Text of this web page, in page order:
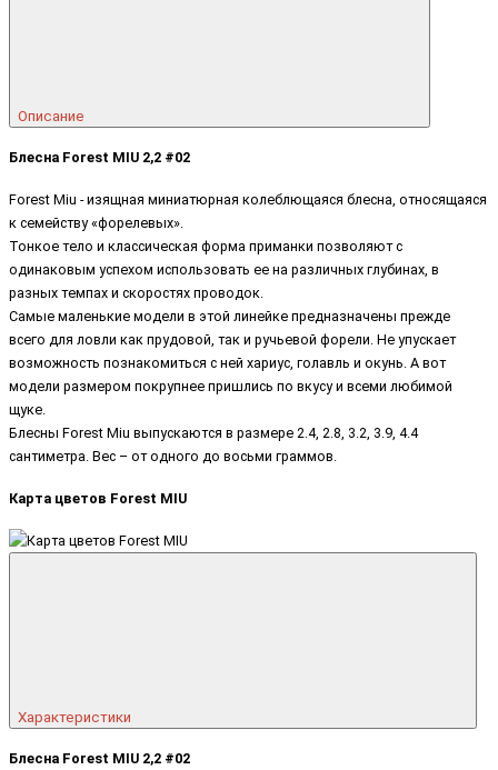
Описание
Блесна Forest MIU 2,2 #02
Forest Miu - изящная миниатюрная колеблющаяся блесна, относящаяся
к семейству «форелевых».
Тонкое тело и классическая форма приманки позволяют с
одинаковым успехом использовать ее на различных глубинах, в
разных темпах и скоростях проводок.
Самые маленькие модели в этой линейке предназначены прежде
всего для ловли как прудовой, так и ручьевой форели. Не упускает
возможность познакомиться с ней хариус, голавль и окунь. А вот
модели размером покрупнее пришлись по вкусу и всеми любимой
щуке.
Блесны Forest Miu выпускаются в размере 2.4, 2.8, 3.2, 3.9, 4.4
сантиметра. Вес – от одного до восьми граммов.
Карта цветов Forest MIU
Характеристики
Блесна Forest MIU 2,2 #02